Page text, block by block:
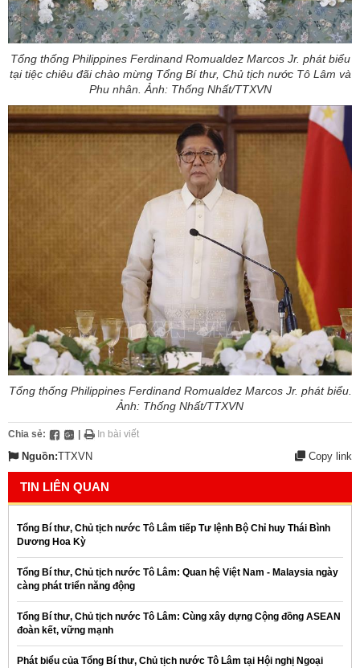
Tổng thống Philippines Ferdinand Romualdez Marcos Jr. phát biểu
tại tiệc chiêu đãi chào mừng Tổng Bí thư, Chủ tịch nước Tô Lâm và
Phu nhân. Ảnh: Thống Nhất/TTXVN
Tổng thống Philippines Ferdinand Romualdez Marcos Jr. phát biểu.
Ảnh: Thống Nhất/TTXVN
Chia sẻ: In bài viết
Nguồn:TTXVN Copy link
TIN LIÊN QUAN
Tổng Bí thư, Chủ tịch nước Tô Lâm tiếp Tư lệnh Bộ Chỉ huy Thái Bình
Dương Hoa Kỳ
Tổng Bí thư, Chủ tịch nước Tô Lâm: Quan hệ Việt Nam - Malaysia ngày
càng phát triển năng động
Tổng Bí thư, Chủ tịch nước Tô Lâm: Cùng xây dựng Cộng đồng ASEAN
đoàn kết, vững mạnh
Phát biểu của Tổng Bí thư, Chủ tịch nước Tô Lâm tại Hội nghị Ngoại